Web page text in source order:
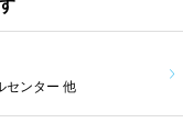
センター 他